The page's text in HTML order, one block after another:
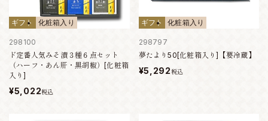
ギフト 化粧箱入り
298100
ド定番人気みそ漬３種６点セット
（ハーフ・あん肝・黒胡椒）[化粧箱
入り]
¥5,022税込
ギフト 化粧箱入り
298797
夢たより50[化粧箱入り]【要冷蔵】
¥5,292税込